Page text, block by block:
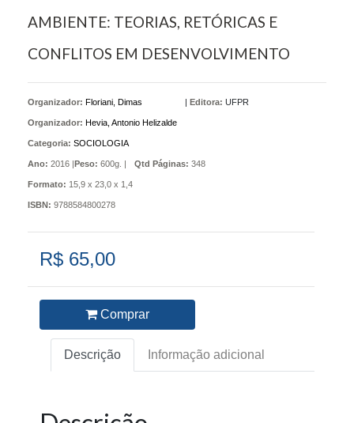
AMBIENTE: TEORIAS, RETÓRICAS E
CONFLITOS EM DESENVOLVIMENTO
Organizador: Floriani, Dimas
Organizador: Hevia, Antonio Helizalde
| Editora: UFPR
Categoria: SOCIOLOGIA
Ano: 2016 |Peso: 600g. | Qtd Páginas: 348
Formato: 15,9 x 23,0 x 1,4
ISBN: 9788584800278
R$ 65,00
Comprar
Descrição Informação adicional